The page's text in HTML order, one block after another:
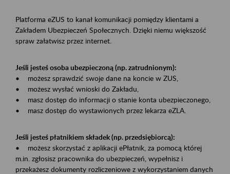
Platforma eZUS to kanał komunikacji pomiędzy klientami a
Zakładem Ubezpieczeń Społecznych. Dzięki niemu większość
spraw załatwisz przez internet.
Jeśli jesteś osoba ubezpieczoną (np. zatrudnionym):
• możesz sprawdzić swoje dane na koncie w ZUS,
• możesz wysłać wnioski do Zakładu,
• masz dostęp do informacji o stanie konta ubezpieczonego,
• masz dostęp do wystawionych przez lekarza eZLA.
Jeśli jesteś płatnikiem składek (np. przedsiębiorcą):
• możesz skorzystać z aplikacji ePłatnik, za pomocą której
m.in. zgłosisz pracownika do ubezpieczeń, wypełnisz i
przekażesz dokumenty rozliczeniowe z wykorzystaniem danych